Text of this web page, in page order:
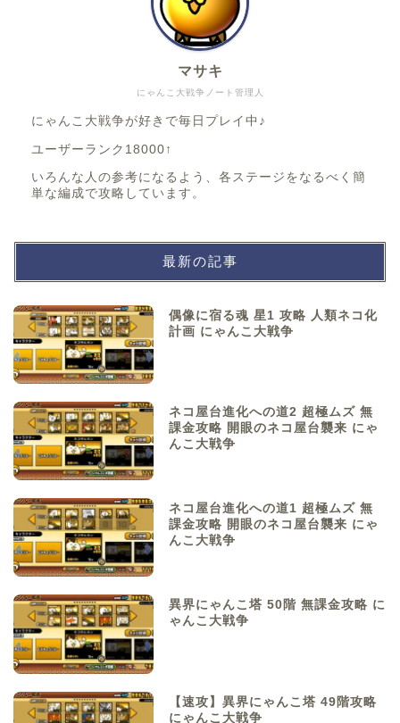
にゃんこ大戦争ノート管理人
マサキ
にゃんこ大戦争が好きで毎日プレイ中♪
ユーザーランク18000↑
いろんな人の参考になるよう、各ステージをなるべく簡
単な編成で攻略しています。
最新の記事
偶像に宿る魂 星1 攻略 人類ネコ化
計画 にゃんこ大戦争
ネコ屋台進化への道2 超極ムズ 無
課金攻略 開眼のネコ屋台襲来 にゃ
んこ大戦争
ネコ屋台進化への道1 超極ムズ 無
課金攻略 開眼のネコ屋台襲来 にゃ
んこ大戦争
異界にゃんこ塔 50階 無課金攻略 に
ゃんこ大戦争
【速攻】異界にゃんこ塔 49階攻略
にゃんこ大戦争